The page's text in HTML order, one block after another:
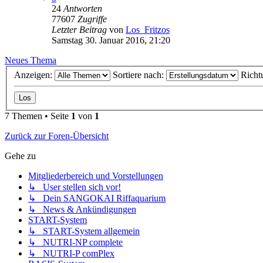
24 Antworten
77607 Zugriffe
Letzter Beitrag von Los_Fritzos
Samstag 30. Januar 2016, 21:20
Neues Thema
Anzeigen:
Sortiere nach:
7 Themen • Seite 1 von 1
Zurück zur Foren-Übersicht
Gehe zu
Mitgliederbereich und Vorstellungen
↳ User stellen sich vor!
↳ Dein SANGOKAI Riffaquarium
↳ News & Ankündigungen
START-System
↳ START-System allgemein
↳ NUTRI-NP complete
↳ NUTRI-P comPlex